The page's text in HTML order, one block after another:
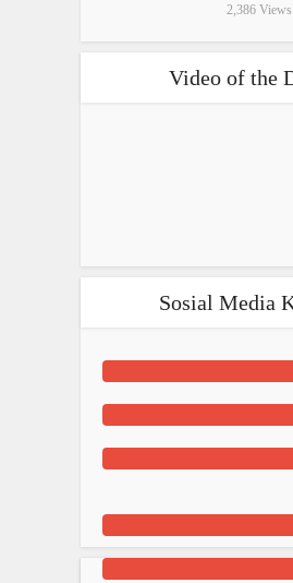
2,386 Views
Video of the
Sosial Media